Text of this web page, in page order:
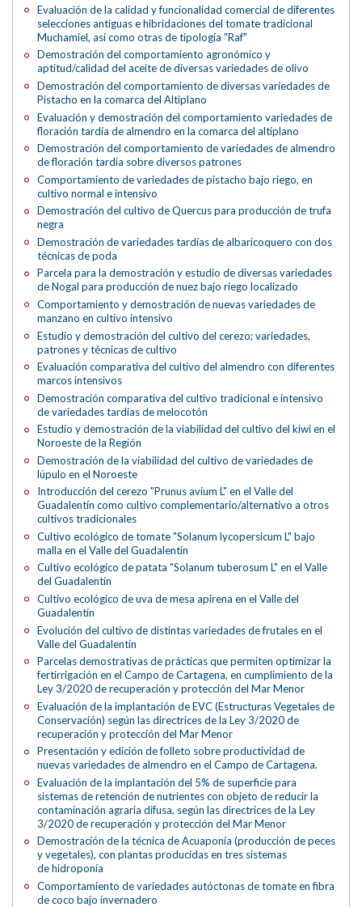
Evaluación de la calidad y funcionalidad comercial de diferentes
selecciones antiguas e hibridaciones del tomate tradicional
Muchamiel, así como otras de tipología "Raf"
Demostración del comportamiento agronómico y
aptitud/calidad del aceite de diversas variedades de olivo
Demostración del comportamiento de diversas variedades de
Pistacho en la comarca del Altiplano
Evaluación y demostración del comportamiento variedades de
floración tardía de almendro en la comarca del altiplano
Demostración del comportamiento de variedades de almendro
de floración tardía sobre diversos patrones
Comportamiento de variedades de pistacho bajo riego, en
cultivo normal e intensivo
Demostración del cultivo de Quercus para producción de trufa
negra
Demostración de variedades tardías de albaricoquero con dos
técnicas de poda
Parcela para la demostración y estudio de diversas variedades
de Nogal para producción de nuez bajo riego localizado
Comportamiento y demostración de nuevas variedades de
manzano en cultivo intensivo
Estudio y demostración del cultivo del cerezo; variedades,
patrones y técnicas de cultivo
Evaluación comparativa del cultivo del almendro con diferentes
marcos intensivos
Demostración comparativa del cultivo tradicional e intensivo
de variedades tardías de melocotón
Estudio y demostración de la viabilidad del cultivo del kiwi en el
Noroeste de la Región
Demostración de la viabilidad del cultivo de variedades de
lúpulo en el Noroeste
Introducción del cerezo "Prunus avium L" en el Valle del
Guadalentín como cultivo complementario/alternativo a otros
cultivos tradicionales
Cultivo ecológico de tomate "Solanum lycopersicum L" bajo
malla en el Valle del Guadalentín
Cultivo ecológico de patata "Solanum tuberosum L" en el Valle
del Guadalentín
Cultivo ecológico de uva de mesa apirena en el Valle del
Guadalentín
Evolución del cultivo de distintas variedades de frutales en el
Valle del Guadalentín
Parcelas demostrativas de prácticas que permiten optimizar la
fertirrigación en el Campo de Cartagena, en cumplimiento de la
Ley 3/2020 de recuperación y protección del Mar Menor
Evaluación de la implantación de EVC (Estructuras Vegetales de
Conservación) según las directrices de la Ley 3/2020 de
recuperación y protección del Mar Menor
Presentación y edición de folleto sobre productividad de
nuevas variedades de almendro en el Campo de Cartagena.
Evaluación de la implantación del 5% de superficie para
sistemas de retención de nutrientes con objeto de reducir la
contaminación agraria difusa, según las directrices de la Ley
3/2020 de recuperación y protección del Mar Menor
Demostración de la técnica de Acuaponía (producción de peces
y vegetales), con plantas producidas en tres sistemas
de hidroponía
Comportamiento de variedades autóctonas de tomate en fibra
de coco bajo invernadero